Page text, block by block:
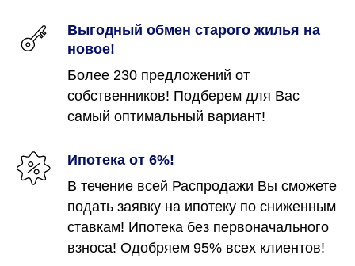
Выгодный обмен старого жилья на
новое!
Более 230 предложений от
собственников! Подберем для Вас
самый оптимальный вариант!
Ипотека от 6%!
В течение всей Распродажи Вы сможете
подать заявку на ипотеку по сниженным
ставкам! Ипотека без первоначального
взноса! Одобряем 95% всех клиентов!